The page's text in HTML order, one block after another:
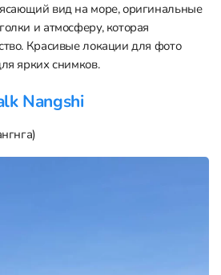
вид на море, оригинальные
и атмосферу, которая
Красивые локации для фото
ярких снимков.
Nangshi